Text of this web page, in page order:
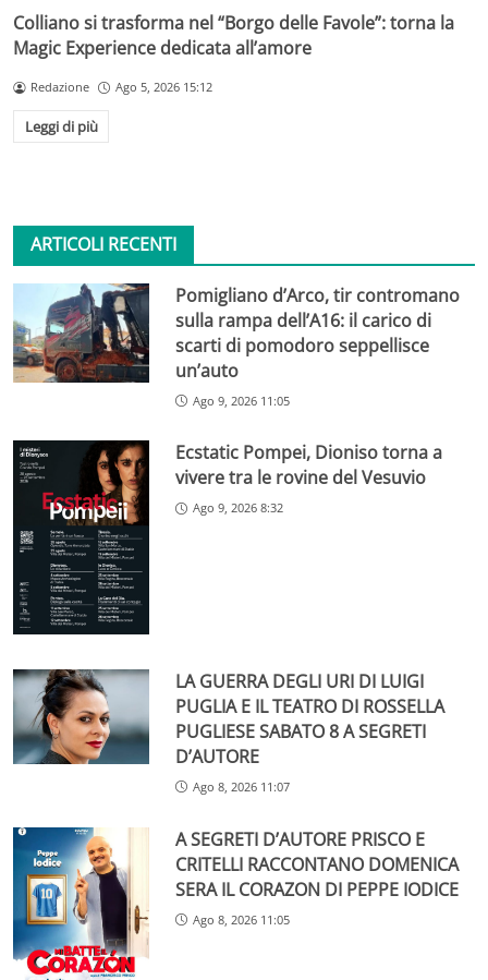
Colliano si trasforma nel “Borgo delle Favole”: torna la
Magic Experience dedicata all’amore
Redazione Ago 5, 2026 15:12
Leggi di più
ARTICOLI RECENTI
Pomigliano d’Arco, tir contromano
sulla rampa dell’A16: il carico di
scarti di pomodoro seppellisce
un’auto
Ago 9, 2026 11:05
Ecstatic Pompei, Dioniso torna a
vivere tra le rovine del Vesuvio
Ago 9, 2026 8:32
LA GUERRA DEGLI URI DI LUIGI
PUGLIA E IL TEATRO DI ROSSELLA
PUGLIESE SABATO 8 A SEGRETI
D’AUTORE
Ago 8, 2026 11:07
A SEGRETI D’AUTORE PRISCO E
CRITELLI RACCONTANO DOMENICA
SERA IL CORAZON DI PEPPE IODICE
Ago 8, 2026 11:05